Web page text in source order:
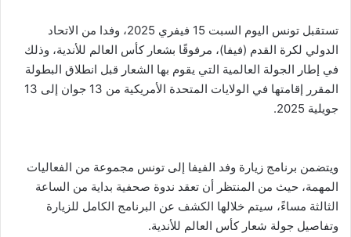
تستقبل تونس اليوم السبت 15 فيفري 2025، وفدا من الاتحاد
الدولي لكرة القدم (فيفا)، مرفوقًا بشعار كأس العالم للأندية، وذلك
في إطار الجولة العالمية التي يقوم بها الشعار قبل انطلاق البطولة
المقرر إقامتها في الولايات المتحدة الأمريكية من 13 جوان إلى 13
جويلية 2025.
ويتضمن برنامج زيارة وفد الفيفا إلى تونس مجموعة من الفعاليات
المهمة، حيث من المنتظر أن تعقد ندوة صحفية بداية من الساعة
الثالثة مساءً، سيتم خلالها الكشف عن البرنامج الكامل للزيارة
وتفاصيل جولة شعار كأس العالم للأندية.